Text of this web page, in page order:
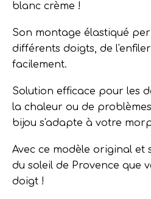
blanc crème !
Son montage élastiqué
différents doigts, de
facilement.
Solution efficace pour les
la chaleur ou de
bijou s'adapte à votre
Avec ce modèle original et
du soleil de Provence que
doigt !